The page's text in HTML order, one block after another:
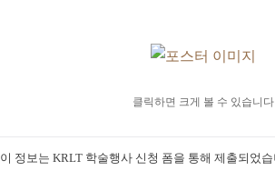
클릭하면 크게 볼 수 있습니다
이 정보는 KRLT 학술행사 신청 폼을 통해 제출되었